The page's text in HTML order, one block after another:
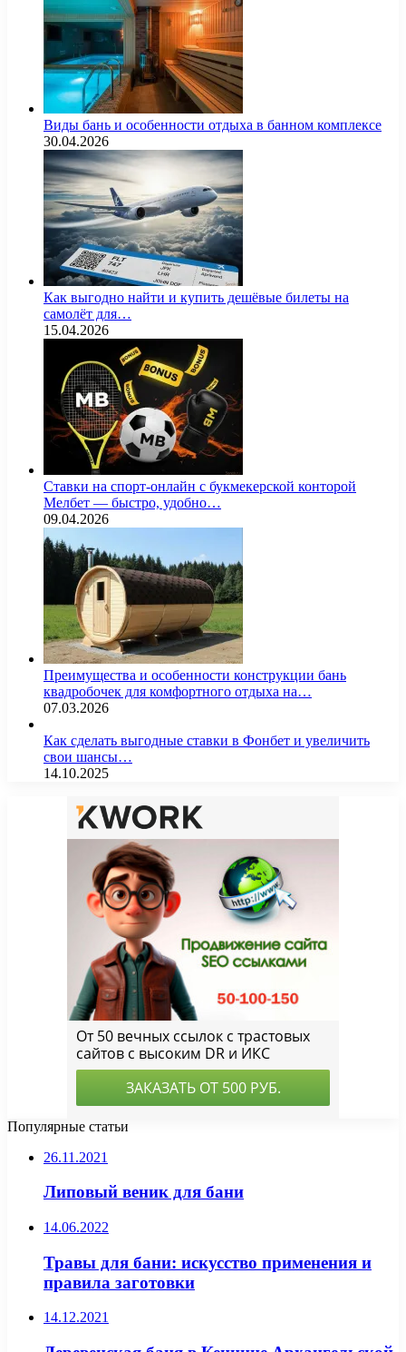
Виды бань и особенности отдыха в банном комплексе
30.04.2026
Как выгодно найти и купить дешёвые билеты на
самолёт для…
15.04.2026
Ставки на спорт-онлайн с букмекерской конторой
Мелбет — быстро, удобно…
09.04.2026
Преимущества и особенности конструкции бань
квадробочек для комфортного отдыха на…
07.03.2026
Как сделать выгодные ставки в Фонбет и увеличить
свои шансы…
14.10.2025
Популярные статьи
26.11.2021
Липовый веник для бани
14.06.2022
Травы для бани: искусство применения и
правила заготовки
14.12.2021